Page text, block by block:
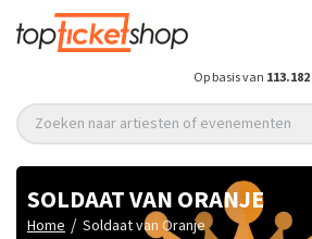
Op basis van 113.182
Zoeken naar artiesten of evenementen
SOLDAAT VAN ORANJE
Home / Soldaat van Oranje